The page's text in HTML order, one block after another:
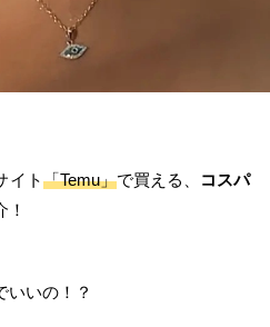
イト「Temu」で買える、
コスパ
！
いいの！？